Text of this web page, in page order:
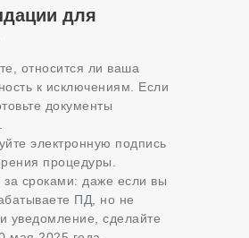
для
относится ли ваша
к исключениям. Если
документы
электронную подпись
процедуры.
за сроками: даже если вы
ПД, но не
уведомление, сделайте